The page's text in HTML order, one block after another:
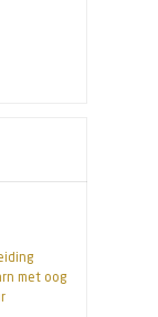
met oog